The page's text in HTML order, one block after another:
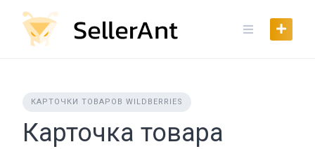
content
КАРТОЧКИ ТОВАРОВ WILDBERRIES
Карточка товара